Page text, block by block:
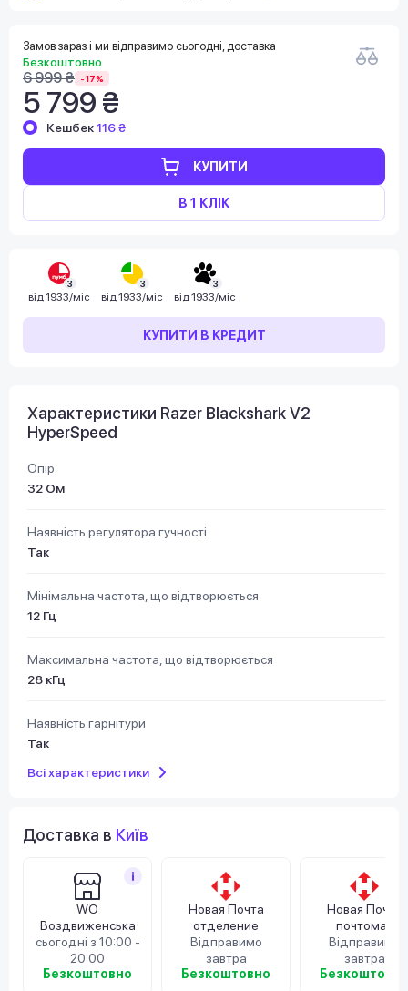
Замов зараз і ми відправимо сьогодні, доставка
Безкоштовно
6 999 ₴ -17%
5 799 ₴
КУПИТИ
В 1 КЛІК
Кешбек116 ₴
3
від1933/міс
3
від1933/міс
3
від1933/міс
КУПИТИ В КРЕДИТ
Характеристики Razer Blackshark V2
HyperSpeed
Опір
32 Ом
Наявність регулятора гучності
Так
Мінімальна частота, що відтворюється
12 Гц
Максимальна частота, що відтворюється
28 кГц
Наявність гарнітури
Так
Всі характеристики
Доставка в Київ
WO
Воздвиженська
сьогодні з 10:00 -
20:00
Безкоштовно
Новая Почта
отделение
Відправимо
завтра
Безкоштовно
Новая Почта
почтомат
Відправимо
завтра
Безкоштовно